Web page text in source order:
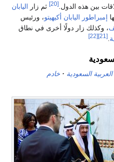
بين هذه الدول. [20] ثم زار اليابان
إمبراطور اليابان أكيهيتو، ورئيس
، وكذلك زار دولًا أخرى في نطاق
[21]
[22]
السعودية
خادم